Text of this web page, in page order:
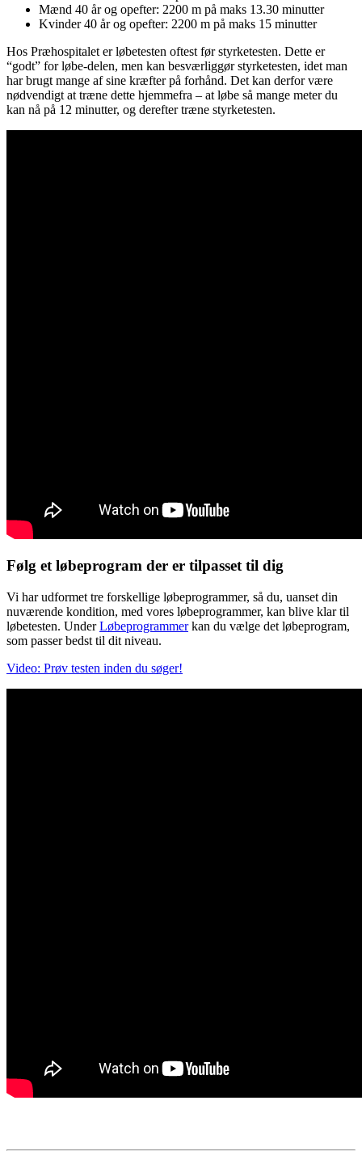
Mænd 40 år og opefter: 2200 m på maks 13.30 minutter
Kvinder 40 år og opefter: 2200 m på maks 15 minutter
Hos Præhospitalet er løbetesten oftest før styrketesten. Dette er
“godt” for løbe-delen, men kan besværliggør styrketesten, idet man
har brugt mange af sine kræfter på forhånd. Det kan derfor være
nødvendigt at træne dette hjemmefra – at løbe så mange meter du
kan nå på 12 minutter, og derefter træne styrketesten.
Følg et løbeprogram der er tilpasset til dig
Vi har udformet tre forskellige løbeprogrammer, så du, uanset din
nuværende kondition, med vores løbeprogrammer, kan blive klar til
løbetesten. UnderLøbeprogrammerkan du vælge det løbeprogram,
som passer bedst til dit niveau.
Video: Prøv testen inden du søger!